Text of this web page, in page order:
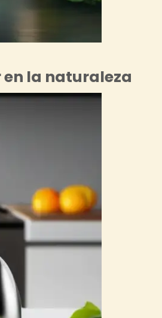
la naturaleza